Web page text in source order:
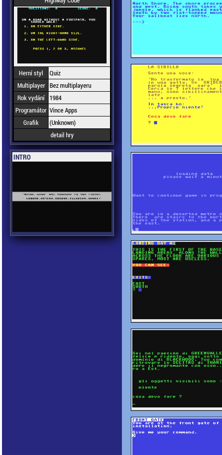
Herní styl
Quiz
Multiplayer Bez multiplayeru
Rok vydání
1984
Programátor Vince Apps
Grafik
(Unknown)
detail hry
INTRO